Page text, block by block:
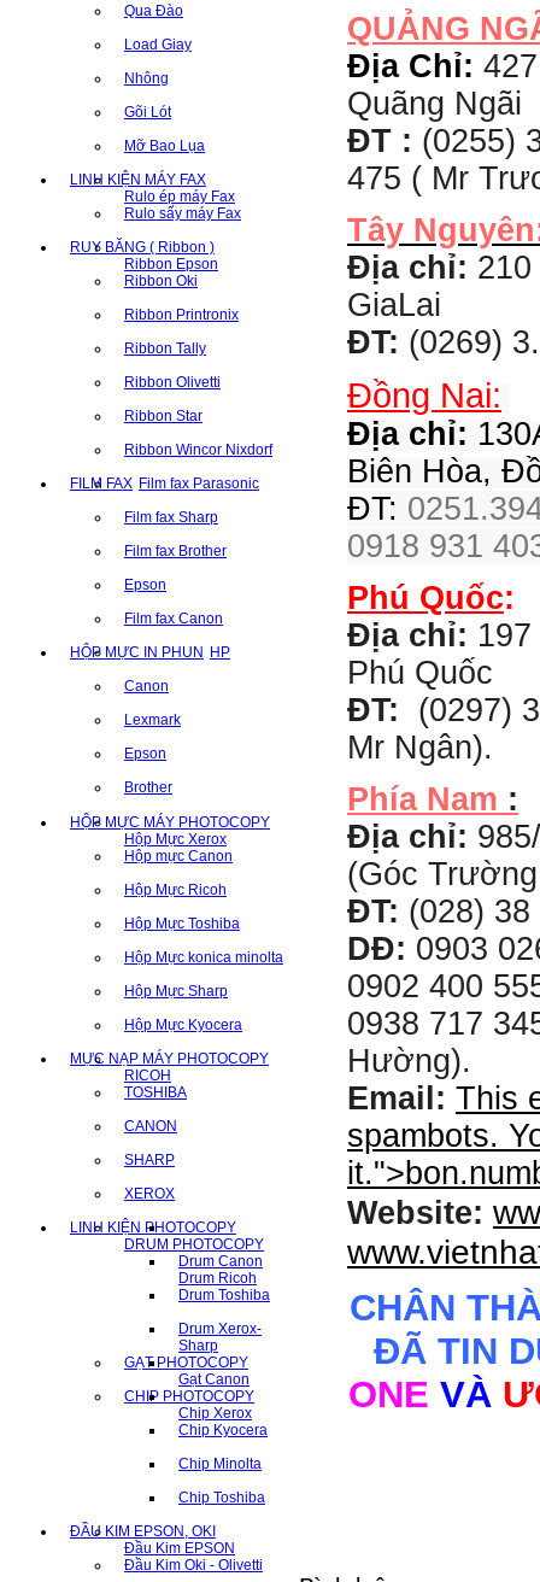
Qua Đào
Load Giay
Nhông
Gõi Lót
Mỡ Bao Lụa
LINH KIỆN MÁY FAX
Rulo ép máy Fax
Rulo sấy máy Fax
RUY BĂNG ( Ribbon )
Ribbon Epson
Ribbon Oki
Ribbon Printronix
Ribbon Tally
Ribbon Olivetti
Ribbon Star
Ribbon Wincor Nixdorf
FILM FAX Film fax Parasonic
Film fax Sharp
Film fax Brother
Epson
Film fax Canon
HỘP MỰC IN PHUN HP
Canon
Lexmark
Epson
Brother
HỘP MỰC MÁY PHOTOCOPY
Hộp Mực Xerox
Hộp mực Canon
Hộp Mực Ricoh
Hộp Mực Toshiba
Hộp Mực konica minolta
Hộp Mực Sharp
Hộp Mực Kyocera
MỰC NẠP MÁY PHOTOCOPY
RICOH
TOSHIBA
CANON
SHARP
XEROX
LINH KIỆN PHOTOCOPY
DRUM PHOTOCOPY
Drum Canon
Drum Ricoh
Drum Toshiba
Drum Xerox-
Sharp
GẠT PHOTOCOPY
Gạt Canon
CHIP PHOTOCOPY
Chip Xerox
Chip Kyocera
Chip Minolta
Chip Toshiba
ĐẦU KIM EPSON, OKI
Đầu Kim EPSON
Đầu Kim Oki - Olivetti
QUẢNG
Địa Chỉ:
Quãng Ngãi
ĐT : (0255)
475 ( Mr
Tây
Địa chỉ:
GiaLai
ĐT: (0269)
Đồng Nai:
Địa chỉ:
Biên Hòa,
ĐT:
0918 931
Phú Quốc:
Địa chỉ:
Phú Quốc
ĐT:
(0297)
Mr Ngân).
Phía Nam :
Địa chỉ:
(Góc
ĐT: (028)
DĐ: 0903
0902 400
0938 717
Hường).
Email: This
spambots.
it.">
Website:
CHÂN
ĐÃ TIN
ONE VÀ